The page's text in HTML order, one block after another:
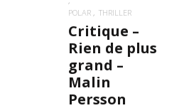
POLAR
THRILLER
Critique –
Rien de plus
grand –
Malin
Persson